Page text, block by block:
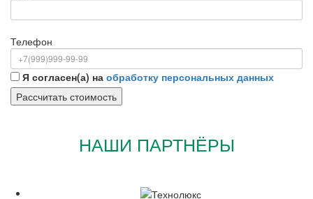
Телефон
Я согласен(а) на обработку персональных данных
НАШИ ПАРТНЁРЫ